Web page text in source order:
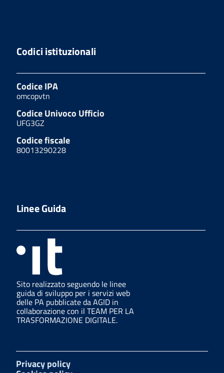
Codici istituzionali
Codice IPA
omcopvtn
Codice Univoco Ufficio
UFG3GZ
Codice fiscale
80013290228
Linee Guida
Sito realizzato seguendo le linee
guida di sviluppo per i servizi web
delle PA pubblicate da AGID in
collaborazione con il TEAM PER LA
TRASFORMAZIONE DIGITALE.
Privacy policy